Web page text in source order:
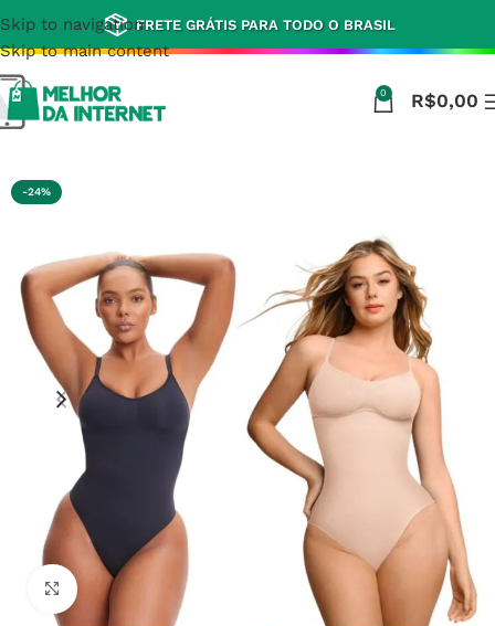
Skip to navigation
Skip to main content
FRETE GRÁTIS PARA TODO O BRASIL
0 R$0,00
Início
-24%
Clique para ampliar